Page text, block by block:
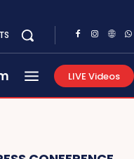
LIVE Videos